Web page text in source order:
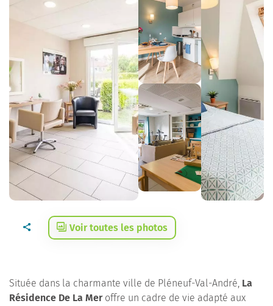
Voir toutes les photos
Située dans la charmante ville de Pléneuf-Val-André, La
Résidence De La Meroffre un cadre de vie adapté aux